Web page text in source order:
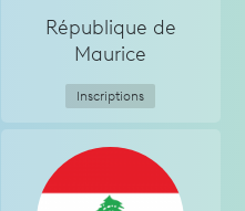
République de
Maurice
Inscriptions